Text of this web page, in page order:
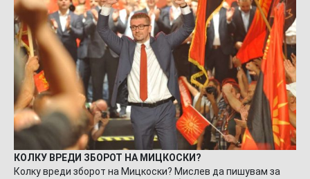
КОЛКУ ВРЕДИ ЗБОРОТ НА МИЦКОСКИ?
Колку вреди зборот на Мицкоски? Мислев да пишувам за